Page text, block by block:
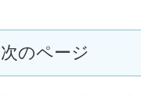
次のページ